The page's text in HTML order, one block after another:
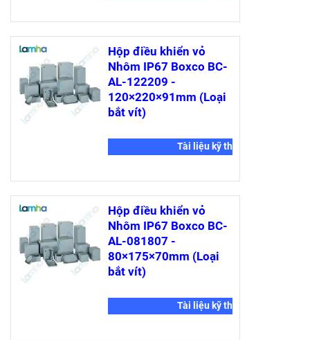
Hộp điều khiển vỏ
Nhôm IP67 Boxco BC-
AL-122209 -
120×220×91mm (Loại
bắt vít)
Tài liệu kỹ thuật
Hộp điều khiển vỏ
Nhôm IP67 Boxco BC-
AL-081807 -
80×175×70mm (Loại
bắt vít)
Tài liệu kỹ thuật